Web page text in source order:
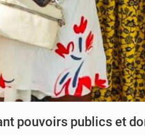
pouvoirs publics et